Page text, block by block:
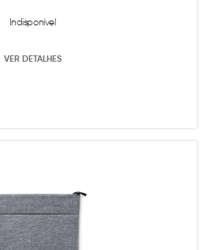
Indisponível
VER DETALHES